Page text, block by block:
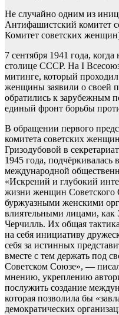
Не случайно одним из
Антифашистский комитет
Комитет советских
7 сентября 1941 года,
столице СССР. На I
митинге, который
женщины заявили о своей
обратились к зарубежным
единый фронт борьбы
В обращении первого
комитета советских
Гризодубовой в
1945 года,
международной
«Искрений и глубокий
жизни женщин Советского
буржуазными женскими
влиятельными лицами,
Черчилль. Их общая
на себя инициативу
себя за истинных
вместе с тем держать под
Советском Союзе», —
мнению, укреплению
послужить создание
которая позволила бы
демократических